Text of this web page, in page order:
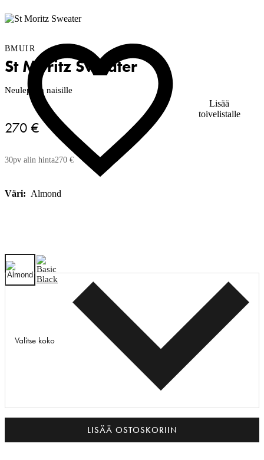
Lisää
toivelistalle
BMUIR
St Moritz Sweater
Neulepaita naisille
270 €
30pv alin hinta270 €
Väri: Almond
Valitse koko
LISÄÄ OSTOSKORIIN